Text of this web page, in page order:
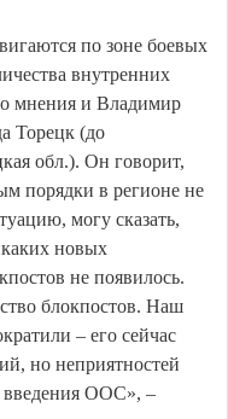
по зоне боевых
внутренних
мнения и Владимир
Торецк (до
обл.). Он говорит,
порядки в регионе не
могу сказать,
новых
не появилось.
блокпостов. Наш
– его сейчас
но неприятностей
введения ООС», –